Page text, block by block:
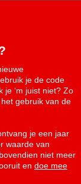
je de code
je ‘m juist niet? Zo
gebruik van de
je een jaar
waarde van
niet meer
en doe mee